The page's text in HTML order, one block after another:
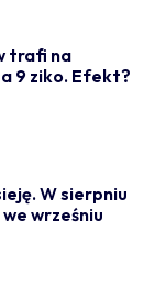
trafi na
9 ziko. Efekt?
W sierpniu
wrześniu